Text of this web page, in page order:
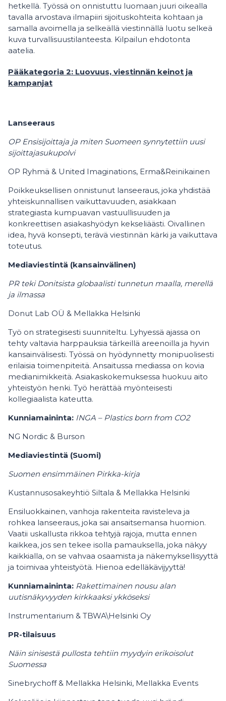
hetkellä. Työssä on onnistuttu luomaan juuri oikealla
tavalla arvostava ilmapiiri sijoituskohteita kohtaan ja
samalla avoimella ja selkeällä viestinnällä luotu selkeä
kuva turvallisuustilanteesta. Kilpailun ehdotonta
aatelia.
Pääkategoria 2: Luovuus, viestinnän keinot ja
kampanjat
Lanseeraus
OP Ensisijoittaja ja miten Suomeen synnytettiin uusi
sijoittajasukupolvi
OP Ryhmä & United Imaginations, Erma&Reinikainen
Poikkeuksellisen onnistunut lanseeraus, joka yhdistää
yhteiskunnallisen vaikuttavuuden, asiakkaan
strategiasta kumpuavan vastuullisuuden ja
konkreettisen asiakashyödyn kekseliäästi. Oivallinen
idea, hyvä konsepti, terävä viestinnän kärki ja vaikuttava
toteutus.
Mediaviestintä (kansainvälinen)
PR teki Donitsista globaalisti tunnetun maalla, merellä
ja ilmassa
Donut Lab OÜ & Mellakka Helsinki
Työ on strategisesti suunniteltu. Lyhyessä ajassa on
tehty valtavia harppauksia tärkeillä areenoilla ja hyvin
kansainvälisesti. Työssä on hyödynnetty monipuolisesti
erilaisia toimenpiteitä. Ansaitussa mediassa on kovia
medianimikkeitä. Asiakaskokemuksessa huokuu aito
yhteistyön henki. Työ herättää myönteisesti
kollegiaalista kateutta.
Kunniamaininta: INGA – Plastics born from CO2
NG Nordic & Burson
Mediaviestintä (Suomi)
Suomen ensimmäinen Pirkka-kirja
Kustannusosakeyhtiö Siltala & Mellakka Helsinki
Ensiluokkainen, vanhoja rakenteita ravisteleva ja
rohkea lanseeraus, joka sai ansaitsemansa huomion.
Vaatii uskallusta rikkoa tehtyjä rajoja, mutta ennen
kaikkea, jos sen tekee isolla pamauksella, joka näkyy
kaikkialla, on se vahvaa osaamista ja näkemyksellisyyttä
ja toimivaa yhteistyötä. Hienoa edelläkävijyyttä!
Kunniamaininta: Rakettimainen nousu alan
uutisnäkyvyyden kirkkaaksi ykköseksi
Instrumentarium & TBWA\Helsinki Oy
PR-tilaisuus
Näin sinisestä pullosta tehtiin myydyin erikoisolut
Suomessa
Sinebrychoff & Mellakka Helsinki, Mellakka Events